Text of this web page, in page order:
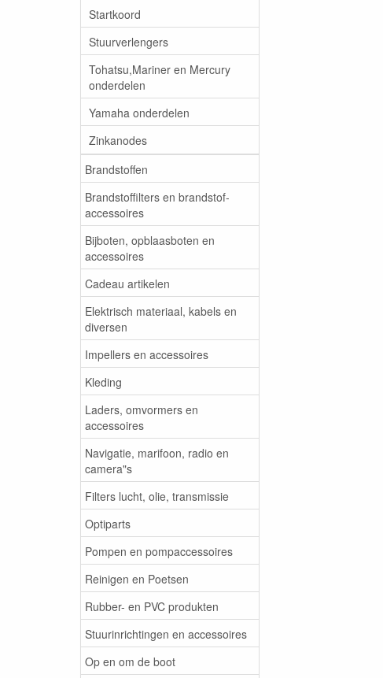
Startkoord
Stuurverlengers
Tohatsu,Mariner en Mercury
onderdelen
Yamaha onderdelen
Zinkanodes
Brandstoffen
Brandstoffilters en brandstof-
accessoires
Bijboten, opblaasboten en
accessoires
Cadeau artikelen
Elektrisch materiaal, kabels en
diversen
Impellers en accessoires
Kleding
Laders, omvormers en
accessoires
Navigatie, marifoon, radio en
camera"s
Filters lucht, olie, transmissie
Optiparts
Pompen en pompaccessoires
Reinigen en Poetsen
Rubber- en PVC produkten
Stuurinrichtingen en accessoires
Op en om de boot